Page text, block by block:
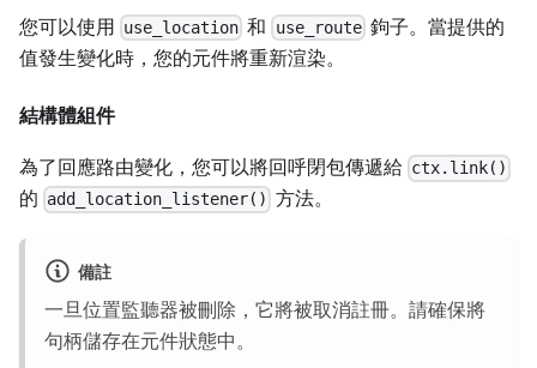
您可以使用 use_location 和 use_route鉤子。當提供的
值發生變化時，您的元件將重新渲染。
結構體組件
為了回應路由變化，您可以將回呼閉包傳遞給 ctx.link()
的 add_location_listener() 方法。
備註
一旦位置監聽器被刪除，它將被取消註冊。請確保將
句柄儲存在元件狀態中。